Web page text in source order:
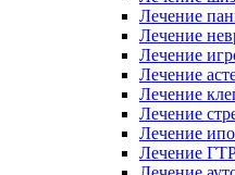
Лечение
Лечение
Лечение
Лечение
Лечение
Лечение
Лечение
Лечение